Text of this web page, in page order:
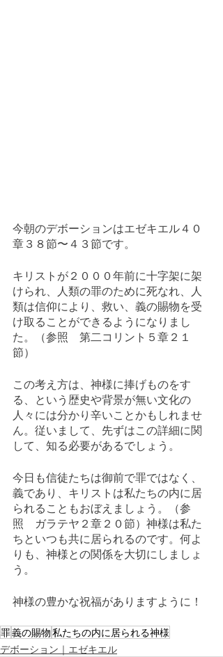
今朝のデボーションはエゼキエル４０
章３８節〜４３節です。
キリストが２０００年前に十字架に架
けられ、人類の罪のために死なれ、人
類は信仰により、救い、義の賜物を受
け取ることができるようになりまし
た。（参照　第二コリント５章２１
節）
この考え方は、神様に捧げものをす
る、という歴史や背景が無い文化の
人々には分かり辛いことかもしれませ
ん。従いまして、先ずはこの詳細に関
して、知る必要があるでしょう。
今日も信徒たちは御前で罪ではなく、
義であり、キリストは私たちの内に居
られることもおぼえましょう。（参
照　ガラテヤ２章２０節）神様は私た
ちといつも共に居られるのです。何よ
りも、神様との関係を大切にしましょ
う。
神様の豊かな祝福がありますように！
罪義の賜物私たちの内に居られる神様
デボーション｜エゼキエル